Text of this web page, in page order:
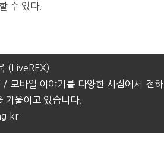
수 있다.
(LiveREX)
/ 모바일 이야기를 다양한 시점에서 전
기울이고 있습니다.